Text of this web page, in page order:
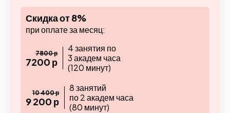
Скидка от 8%
при оплате за месяц:
7800 р
7200 р
4 занятия по
3 академ часа
(120 минут)
10 400 р
9 200 р
8 занятий
по 2 академ часа
(80 минут)